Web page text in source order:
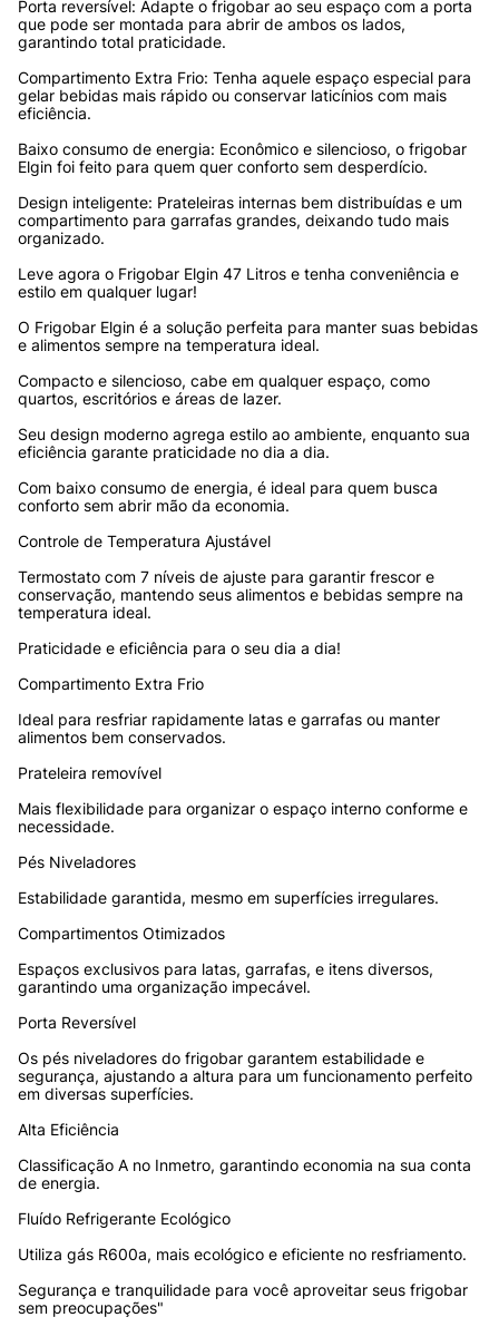
Porta reversível: Adapte o frigobar ao seu espaço com a porta
que pode ser montada para abrir de ambos os lados,
garantindo total praticidade.
Compartimento Extra Frio: Tenha aquele espaço especial para
gelar bebidas mais rápido ou conservar laticínios com mais
eficiência.
Baixo consumo de energia: Econômico e silencioso, o frigobar
Elgin foi feito para quem quer conforto sem desperdício.
Design inteligente: Prateleiras internas bem distribuídas e um
compartimento para garrafas grandes, deixando tudo mais
organizado.
Leve agora o Frigobar Elgin 47 Litros e tenha conveniência e
estilo em qualquer lugar!
O Frigobar Elgin é a solução perfeita para manter suas bebidas
e alimentos sempre na temperatura ideal.
Compacto e silencioso, cabe em qualquer espaço, como
quartos, escritórios e áreas de lazer.
Seu design moderno agrega estilo ao ambiente, enquanto sua
eficiência garante praticidade no dia a dia.
Com baixo consumo de energia, é ideal para quem busca
conforto sem abrir mão da economia.
Controle de Temperatura Ajustável
Termostato com 7 níveis de ajuste para garantir frescor e
conservação, mantendo seus alimentos e bebidas sempre na
temperatura ideal.
Praticidade e eficiência para o seu dia a dia!
Compartimento Extra Frio
Ideal para resfriar rapidamente latas e garrafas ou manter
alimentos bem conservados.
Prateleira removível
Mais flexibilidade para organizar o espaço interno conforme e
necessidade.
Pés Niveladores
Estabilidade garantida, mesmo em superfícies irregulares.
Compartimentos Otimizados
Espaços exclusivos para latas, garrafas, e itens diversos,
garantindo uma organização impecável.
Porta Reversível
Os pés niveladores do frigobar garantem estabilidade e
segurança, ajustando a altura para um funcionamento perfeito
em diversas superfícies.
Alta Eficiência
Classificação A no Inmetro, garantindo economia na sua conta
de energia.
Fluído Refrigerante Ecológico
Utiliza gás R600a, mais ecológico e eficiente no resfriamento.
Segurança e tranquilidade para você aproveitar seus frigobar
sem preocupações"